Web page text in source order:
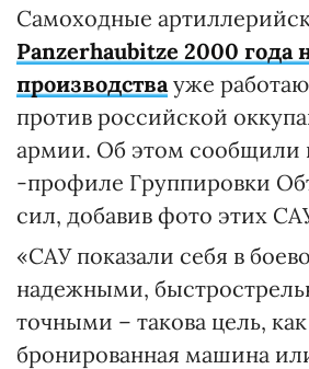
Самоходные
Panzerhaubitze 2000 года
производства уже
против российской
армии. Об этом сообщили
-профиле Группировки
сил, добавив фото этих
«САУ показали себя в
надежными,
точными – такова цель,
бронированная машина